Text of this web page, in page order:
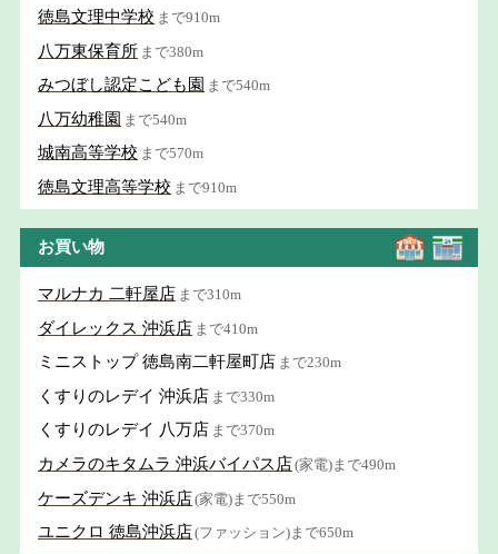
徳島文理中学校 まで910m
八万東保育所 まで380m
みつぼし認定こども園 まで540m
八万幼稚園 まで540m
城南高等学校 まで570m
徳島文理高等学校 まで910m
お買い物
マルナカ 二軒屋店 まで310m
ダイレックス 沖浜店 まで410m
ミニストップ 徳島南二軒屋町店 まで230m
くすりのレデイ 沖浜店 まで330m
くすりのレデイ 八万店 まで370m
カメラのキタムラ 沖浜バイパス店(家電)まで490m
ケーズデンキ 沖浜店(家電)まで550m
ユニクロ 徳島沖浜店(ファッション)まで650m